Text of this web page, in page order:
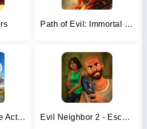
Path of Evil: Immortal Hunter
Evil Lands: Online Action RPG Evil Neighbor 2 - Escape